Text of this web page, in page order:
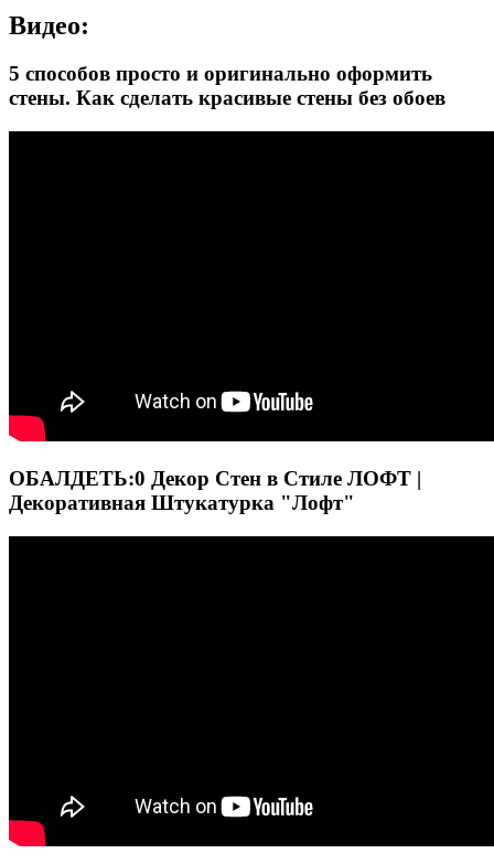
Видео:
5 способов просто и оригинально оформить
стены. Как сделать красивые стены без обоев
ОБАЛДЕТЬ:0 Декор Стен в Стиле ЛОФТ |
Декоративная Штукатурка "Лофт"